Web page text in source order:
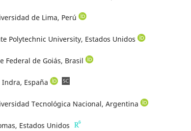
de Lima, Perú
Polytechnic University, Estados Unidos
Federal de Goiás, Brasil
España
Tecnológica Nacional, Argentina
Estados Unidos